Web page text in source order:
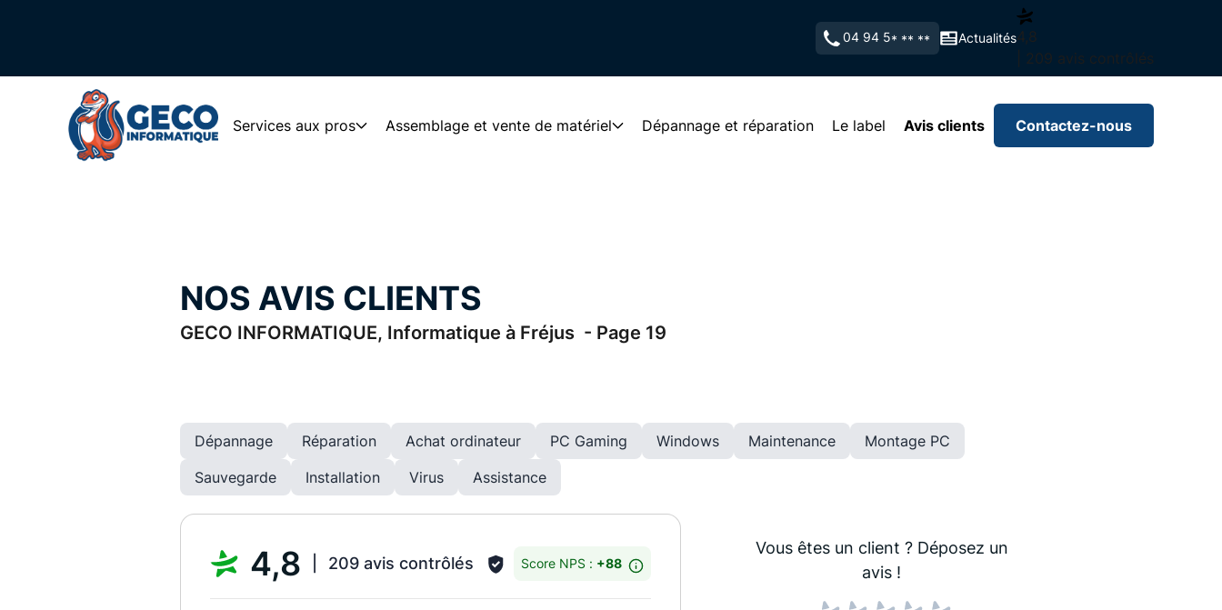
04 94 5* ** ** Actualités4,8
| 209 avis contrôlés
Services aux pros Assemblage et vente de matériel Dépannage et réparation Le label Avis clients Contactez-nous
GECO INFORMATIQUE, Informatique à Fréjus - Page 19
NOS AVIS CLIENTS
Dépannage Réparation Achat ordinateur PC Gaming Windows Maintenance
Montage PC
Sauvegarde
Installation Virus Assistance
4,8 209 avis contrôlés Score NPS : +88
Vous êtes un client ? Déposez un
avis !